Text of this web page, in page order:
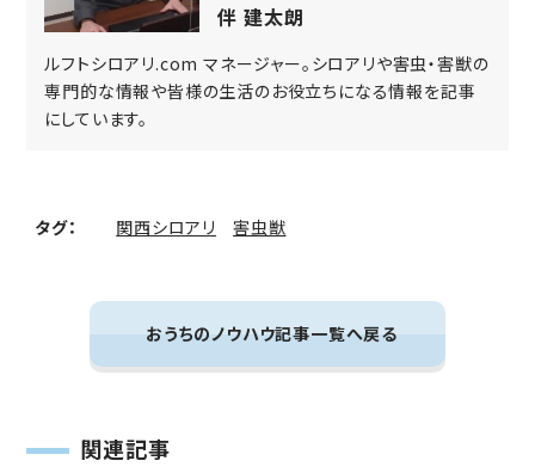
伴 建太朗
ルフトシロアリ.com マネージャー。シロアリや害虫・害獣の
専門的な情報や皆様の生活のお役立ちになる情報を記事
にしています。
タグ： 関西シロアリ 害虫獣
おうちのノウハウ記事一覧へ戻る
関連記事